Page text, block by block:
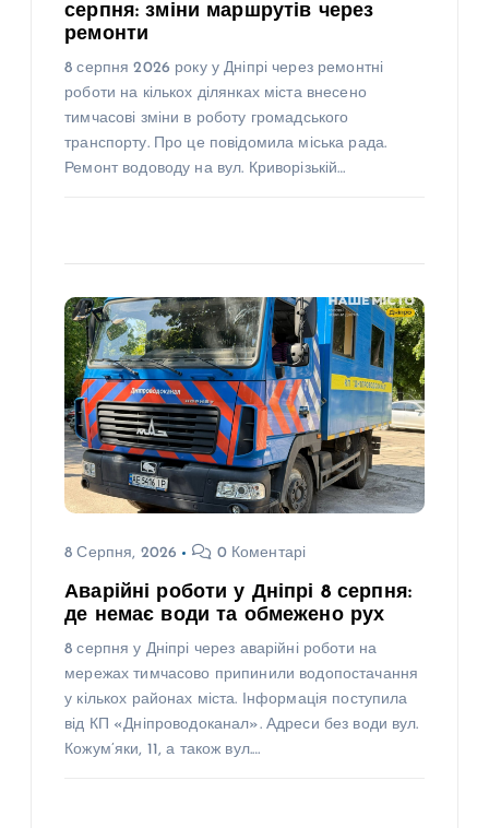
серпня: зміни маршрутів через
ремонти
8 серпня 2026 року у Дніпрі через ремонтні
роботи на кількох ділянках міста внесено
тимчасові зміни в роботу громадського
транспорту. Про це повідомила міська рада.
Ремонт водоводу на вул. Криворізькій…
8 Серпня, 2026 0 Коментарі
Аварійні роботи у Дніпрі 8 серпня:
де немає води та обмежено рух
8 серпня у Дніпрі через аварійні роботи на
мережах тимчасово припинили водопостачання
у кількох районах міста. Інформація поступила
від КП «Дніпроводоканал». Адреси без води вул.
Кожум’яки, 11, а також вул.…